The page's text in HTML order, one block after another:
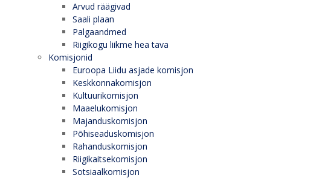
Arvud räägivad
Saali plaan
Palgaandmed
Riigikogu liikme hea tava
Komisjonid
Euroopa Liidu asjade komisjon
Keskkonnakomisjon
Kultuurikomisjon
Maaelukomisjon
Majanduskomisjon
Põhiseaduskomisjon
Rahanduskomisjon
Riigikaitsekomisjon
Sotsiaalkomisjon